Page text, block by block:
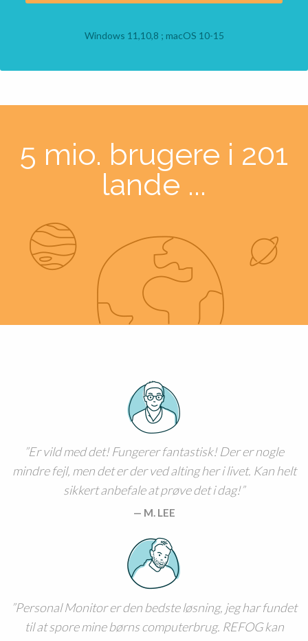
Windows 11,10,8 ; macOS 10-15
5 mio. brugere i 201
lande ...
Er vild med det! Fungerer fantastisk! Der er nogle
mindre fejl, men det er der ved alting her i livet. Kan helt
sikkert anbefale at prøve det i dag!
M. LEE
Personal Monitor er den bedste løsning, jeg har fundet
til at spore mine børns computerbrug. REFOG kan